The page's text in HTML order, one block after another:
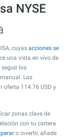
NYSE
cuyas acciones se
una vista en vivo de
seguir los
Las
oferta 114.76 USD y
zonas clave de
con tu cartera
o invertir, añade